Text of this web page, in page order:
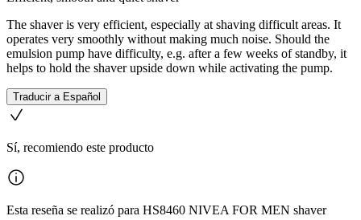
The shaver is very efficient, especially at shaving difficult areas. It
operates very smoothly without making much noise. Should the
emulsion pump have difficulty, e.g. after a few weeks of standby, it
helps to hold the shaver upside down while activating the pump.
Traducir a Español
Sí, recomiendo este producto
Esta reseña se realizó para HS8460 NIVEA FOR MEN shaver